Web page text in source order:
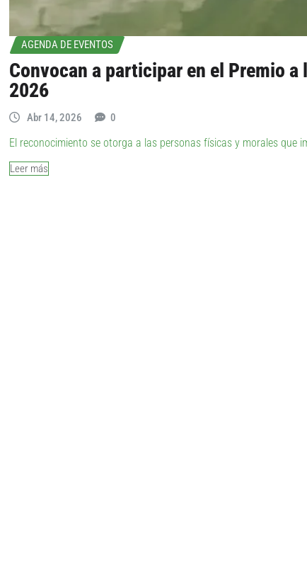
AGENDA DE EVENTOS
Convocan a participar en el Premio
2026
Abr 14, 2026 0
El reconocimiento se otorga a las personas físicas y morales que
Leer más